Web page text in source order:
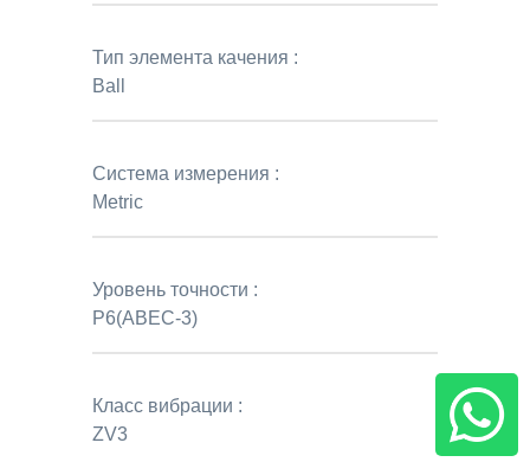
Тип элемента качения :
Ball
Система измерения :
Metric
Уровень точности :
P6(ABEC-3)
Класс вибрации :
ZV3